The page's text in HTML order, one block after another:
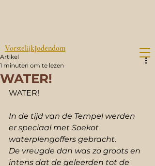
VorstelijkJodendom
WATER!
Artikel
1 minuten om te lezen
WATER!
In de tijd van de Tempel werden
er speciaal met Soekot
waterplengoffers gebracht.
De vreugde dan was zo groots en
intens dat de geleerden tot de